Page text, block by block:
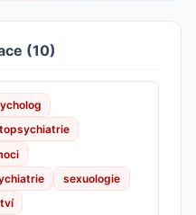
(10)
sexuologie